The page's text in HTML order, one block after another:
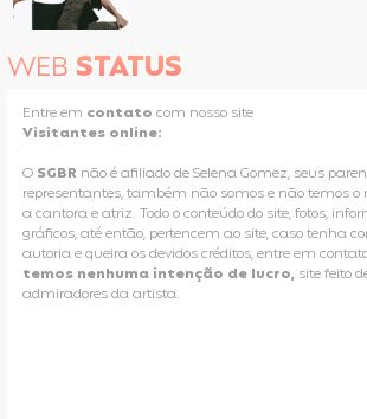
WEB STATUS
Entre em contato com nosso site
Visitantes online:
O SGBR não é afiliado de Selena Gomez, seus
representantes, também não somos e não temos
a cantora e atriz. Todo o conteúdo do site, fotos,
gráficos, até então, pertencem ao site, caso tenha
autoria e queira os devidos créditos, entre em
temos nenhuma intenção de lucro, site feito
admiradores da artista.